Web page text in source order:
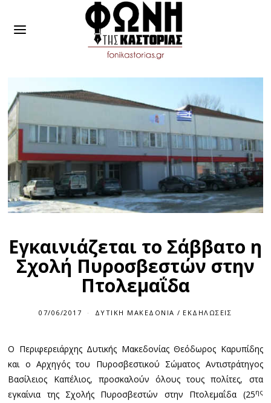
Εγκαινιάζεται το Σάββατο η
Σχολή Πυροσβεστών στην
Πτολεμαΐδα
07/06/2017 ΔΥΤΙΚΉ ΜΑΚΕΔΟΝΊΑ / ΕΚΔΗΛΏΣΕΙΣ
Ο Περιφερειάρχης Δυτικής Μακεδονίας Θεόδωρος Καρυπίδης
και ο Αρχηγός του Πυροσβεστικού Σώματος Αντιστράτηγος
Βασίλειος Καπέλιος, προσκαλούν όλους τους πολίτες, στα
εγκαίνια της Σχολής Πυροσβεστών στην Πτολεμαΐδα (25ης